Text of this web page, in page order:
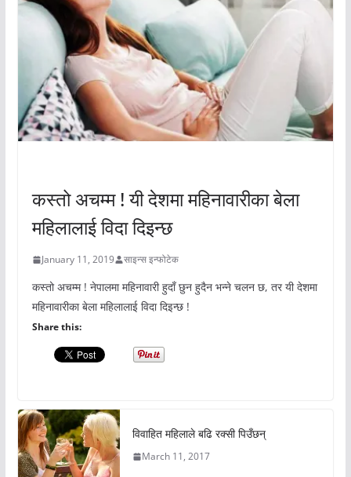
कस्तो अचम्म ! यी देशमा महिनावारीका बेला
महिलालाई विदा दिइन्छ
January 11, 2019 साइन्स इन्फोटेक
कस्तो अचम्म ! नेपालमा महिनावारी हुदाँ छुन हुदैन भन्ने चलन छ, तर यी देशमा
महिनावारीका बेला महिलालाई विदा दिइन्छ !
Share this:
विवाहित महिलाले बढि रक्सी पिउँछन्
March 11, 2017